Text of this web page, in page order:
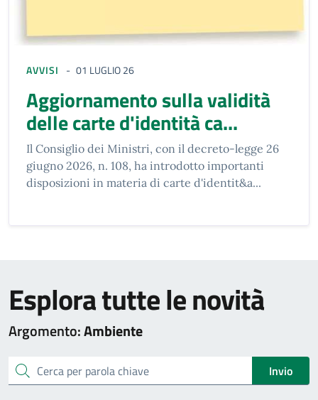
AVVISI 01 LUGLIO 26
aggiornamento sulla validità
delle carte d'identità ca...
Il Consiglio dei Ministri, con il decreto-legge 26
giugno 2026, n. 108, ha introdotto importanti
disposizioni in materia di carte d'identit&a...
Esplora tutte le novità
Argomento:Ambiente
cerca Invio